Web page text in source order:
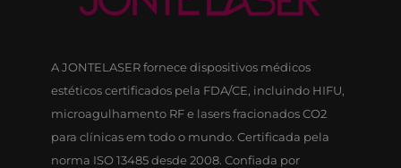
A JONTELASER fornece dispositivos médicos
estéticos certificados pela FDA/CE, incluindo HIFU,
microagulhamento RF e lasers fracionados CO2
para clínicas em todo o mundo. Certificada pela
norma ISO 13485 desde 2008. Confiada por